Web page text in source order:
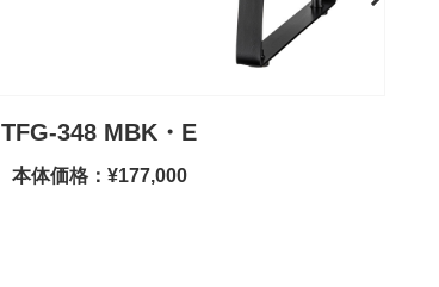
TFG-348 MBK・E
本体価格：¥177,000